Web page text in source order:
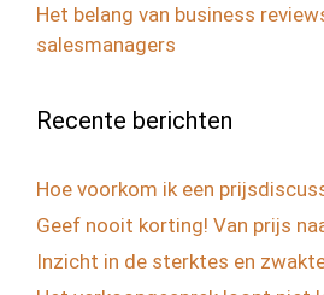
Het belang van business
salesmanagers
Recente berichten
Hoe voorkom ik een
Geef nooit korting! Van prijs
Inzicht in de sterktes en